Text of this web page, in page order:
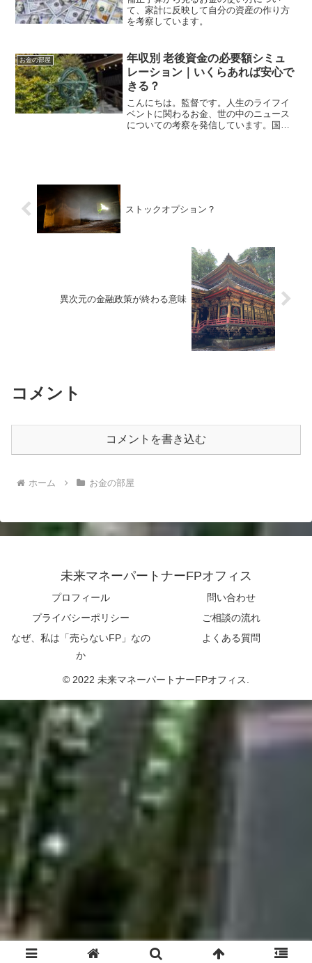
て、家計に反映して自分の資産の作り方
を考察しています。
お金の部屋
年収別 老後資金の必要額シミュ
レーション｜いくらあれば安心で
きる？
こんにちは。監督です。人生のライフイ
ベントに関わるお金、世の中のニュース
についての考察を発信しています。国家
ストックオプション？
異次元の金融政策が終わる意味
コメント
コメントを書き込む
ホーム お金の部屋
未来マネーパートナーFPオフィス
プロフィール
問い合わせ
プライバシーポリシー
ご相談の流れ
なぜ、私は「売らないFP」なの
か
よくある質問
© 2022 未来マネーパートナーFPオフィス.